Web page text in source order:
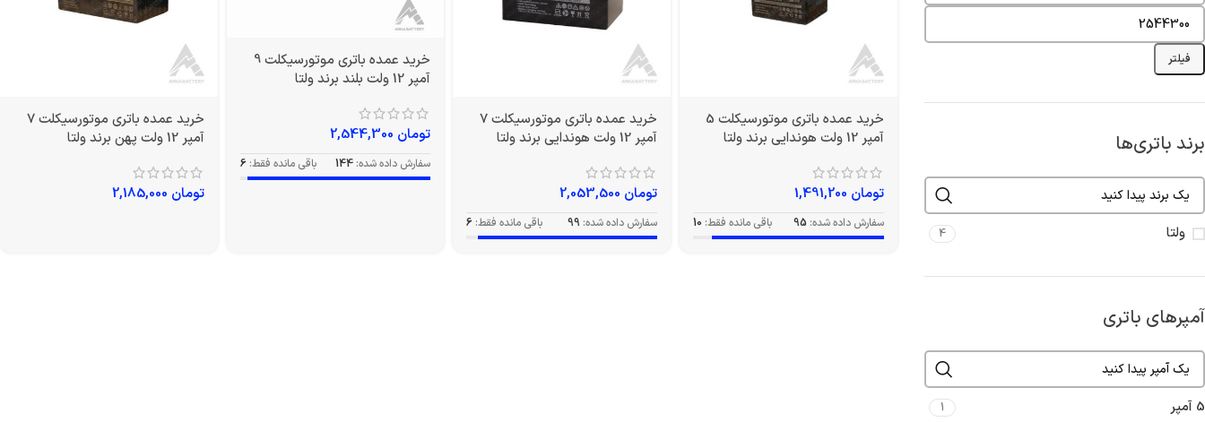
فیلتر
برند باتری‌ها
ولتا 4
آمپرهای باتری
5 آمپر 1
خرید عمده باتری موتورسیکلت 5
آمپر 12 ولت هوندایی برند ولتا
تومان
سفارش داده شده: 95 باقی مانده فقط: 10
خرید عمده باتری موتورسیکلت 7
آمپر 12 ولت هوندایی برند ولتا
تومان
سفارش داده شده: 99 باقی مانده فقط: 6
خرید عمده باتری موتورسیکلت 9
آمپر 12 ولت بلند برند ولتا
تومان
سفارش داده شده: 144 باقی مانده فقط: 6
خرید عمده باتری موتورسیکلت 7
آمپر 12 ولت پهن برند ولتا
تومان